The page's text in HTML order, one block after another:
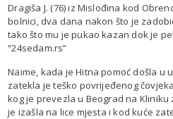
Dragiša J. (76) iz Mislođina kod
bolnici, dva dana nakon što je
tako što mu je pukao kazan dok je
“24sedam.rs”
Naime, kada je Hitna pomoć došla u
zatekla je teško povrijeđenog
kog je prevezla u Beograd na
je izašla na lice mjesta i kod kuće